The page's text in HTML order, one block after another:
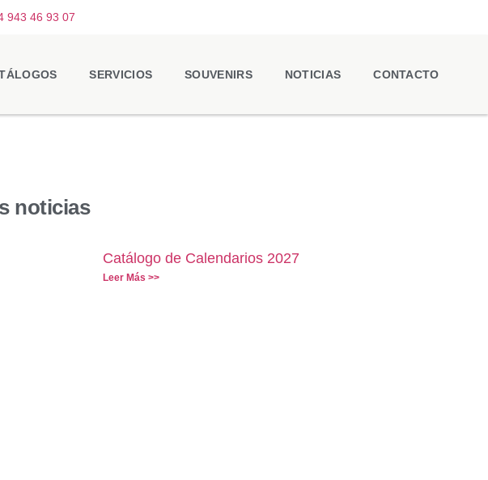
943 46 93 07
SERVICIOS SOUVENIRS NOTICIAS CONTACTO
noticias
Catálogo de Calendarios 2027
Leer Más >>